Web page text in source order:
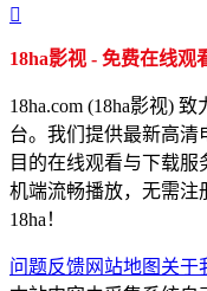

18ha影视 - 免费在线观
18ha.com (18ha影视)
台。我们提供最新高
目的在线观看与下载
机端流畅播放，无需注
18ha！
问题反馈网站地图 关于